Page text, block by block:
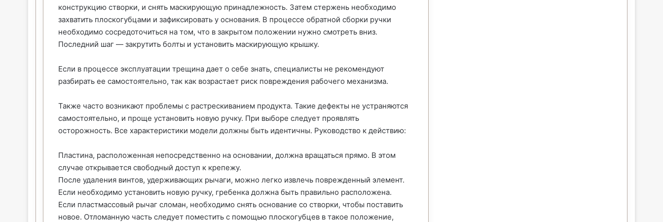
конструкцию створки, и снять маскирующую принадлежность. Затем стержень необходимо
захватить плоскогубцами и зафиксировать у основания. В процессе обратной сборки ручки
необходимо сосредоточиться на том, что в закрытом положении нужно смотреть вниз.
Последний шаг — закрутить болты и установить маскирующую крышку.
Если в процессе эксплуатации трещина дает о себе знать, специалисты не рекомендуют
разбирать ее самостоятельно, так как возрастает риск повреждения рабочего механизма.
Также часто возникают проблемы с растрескиванием продукта. Такие дефекты не устраняются
самостоятельно, и проще установить новую ручку. При выборе следует проявлять
осторожность. Все характеристики модели должны быть идентичны. Руководство к действию:
Пластина, расположенная непосредственно на основании, должна вращаться прямо. В этом
случае открывается свободный доступ к крепежу.
После удаления винтов, удерживающих рычаги, можно легко извлечь поврежденный элемент.
Если необходимо установить новую ручку, гребенка должна быть правильно расположена.
Если пластмассовый рычаг сломан, необходимо снять основание со створки, чтобы поставить
новое. Отломанную часть следует поместить с помощью плоскогубцев в такое положение,